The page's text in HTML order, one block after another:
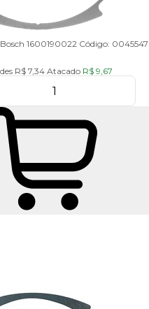
1600190022 Código: 0045547
R$ 7,34 Atacado R$ 9,67